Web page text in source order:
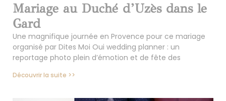
Mariage au Duché d’Uzès dans le
Gard
Une magnifique journée en Provence pour ce mariage
organisé par Dites Moi Oui wedding planner : un
reportage photo plein d’émotion et de fête des
Découvrir la suite >>